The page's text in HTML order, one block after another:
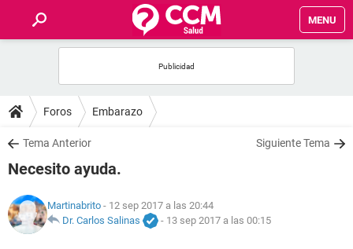
MENU
FOROS
SALUD
NUTRICIÓN
Foros Embarazo
Tema Anterior Siguiente Tema
Necesito ayuda.
Martinabrito - 12 sep 2017 a las 20:44
Dr. Carlos Salinas
- 13 sep 2017 a las 00:15